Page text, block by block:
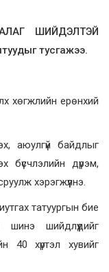
ШИЙДЭЛТЭЙ
тусгажээ.
хөгжлийн ерөнхий
аюулгүй байдлыг
бүсчлэлийн дүрэм,
хэрэгжүүлнэ.
татуургын бие
шийдлүүдийг
40 хүртэл хувийг